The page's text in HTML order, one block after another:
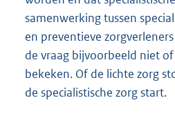
samenwerking tussen
en preventieve
de vraag bijvoorbeeld niet
bekeken. Of de lichte zorg
de specialistische zorg start.